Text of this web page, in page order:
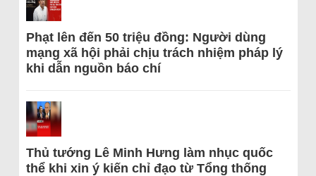
Phạt lên đến 50 triệu đồng: Người dùng
mạng xã hội phải chịu trách nhiệm pháp lý
khi dẫn nguồn báo chí
Thủ tướng Lê Minh Hưng làm nhục quốc
thể khi xin ý kiến chỉ đạo từ Tổng thống